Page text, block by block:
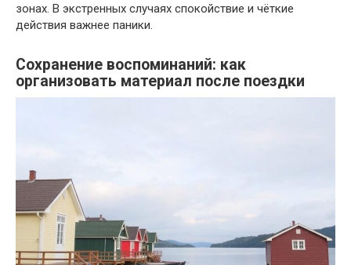
зонах. В экстренных случаях спокойствие и чёткие
действия важнее паники.
Сохранение воспоминаний: как
организовать материал после поездки